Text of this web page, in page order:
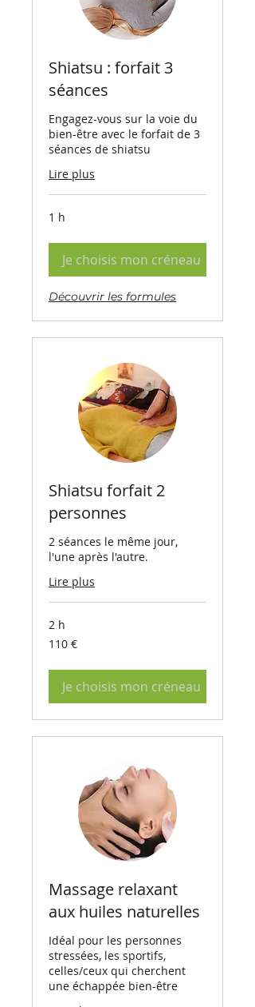
Shiatsu : forfait 3
séances
Engagez-vous sur la voie du
bien-être avec le forfait de 3
séances de shiatsu
Lire plus
1 h
Je choisis mon créneau
Découvrir les formules
Shiatsu forfait 2
personnes
2 séances le même jour,
l'une après l'autre.
Lire plus
2 h
110
euros
110 €
Je choisis mon créneau
Massage relaxant
aux huiles naturelles
Idéal pour les personnes
stressées, les sportifs,
celles/ceux qui cherchent
une échappée bien-être